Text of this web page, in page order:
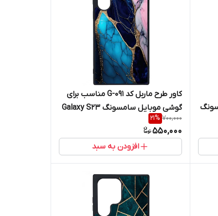
کاور طرح ماربل کد G-091 مناسب برای
گوشی موبایل سامسونگ Galaxy S23
Ultra
700,000
21%
550,000
افزودن به سبد